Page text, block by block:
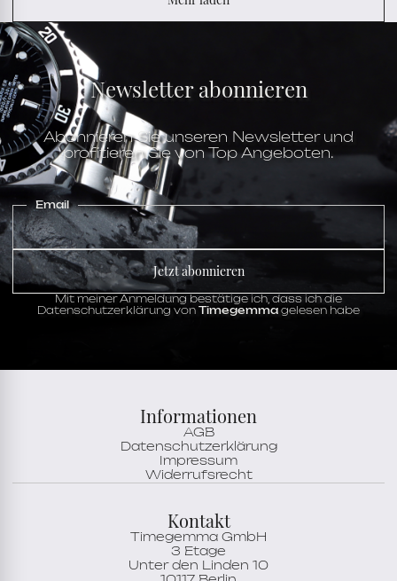
Newsletter abonnieren
Abonnieren Sie unseren Newsletter und
profitieren Sie von Top Angeboten.
Email
Jetzt abonnieren
Mit meiner Anmeldung bestätige ich, dass ich die
Datenschutzerklärung von Timegemma gelesen habe
Informationen
AGB
Datenschutzerklärung
Impressum
Widerrufsrecht
Kontakt
Timegemma GmbH
3 Etage
Unter den Linden 10